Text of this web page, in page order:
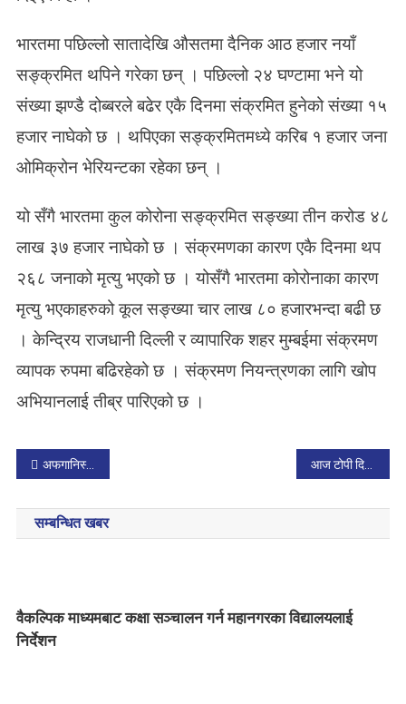
ड
प
भारतमा पछिल्लो सातादेखि औसतमा दैनिक आठ हजार नयाँ
सङ्क्रमित थपिने गरेका छन् । पछिल्लो २४ घण्टामा भने यो
संख्या झण्डै दोब्बरले बढेर एकै दिनमा संक्रमित हुनेको संख्या १५
हजार नाघेको छ । थपिएका सङ्क्रमितमध्ये करिब १ हजार जना
ओमिक्रोन भेरियन्टका रहेका छन् ।
यो सँगै भारतमा कुल कोरोना सङ्क्रमित सङ्ख्या तीन करोड ४८
लाख ३७ हजार नाघेको छ । संक्रमणका कारण एकै दिनमा थप
२६८ जनाको मृत्यु भएको छ । योसँगै भारतमा कोरोनाका कारण
मृत्यु भएकाहरुको कूल सङ्ख्या चार लाख ८० हजारभन्दा बढी छ
। केन्द्रिय राजधानी दिल्ली र व्यापारिक शहर मुम्बईमा संक्रमण
व्यापक रुपमा बढिरहेको छ । संक्रमण नियन्त्रणका लागि खोप
अभियानलाई तीब्र पारिएको छ ।
P
o
s
n
a
अफगानिस्ताद्धारा ओमिक्रोन परीक्षण किट माग
सम्बन्धित खबर
वैकल्पिक माध्यमबाट कक्षा सञ्चालन गर्न महानगरका विद्यालयलाई
निर्देशन